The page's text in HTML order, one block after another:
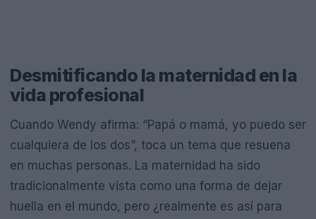
Desmitificando la maternidad en la
vida profesional
Cuando Wendy afirma: “Papá o mamá, yo puedo ser
cualquiera de los dos”, toca un tema que resuena
en muchas personas. La maternidad ha sido
tradicionalmente vista como una forma de dejar
huella en el mundo, pero ¿realmente es así para